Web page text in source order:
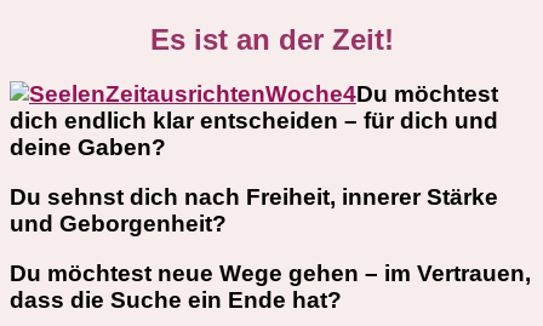
Es ist an der Zeit!
Du möchtest
dich endlich klar entscheiden – für dich und
deine Gaben?
Du sehnst dich nach Freiheit, innerer Stärke
und Geborgenheit?
Du möchtest neue Wege gehen – im Vertrauen,
dass die Suche ein Ende hat?